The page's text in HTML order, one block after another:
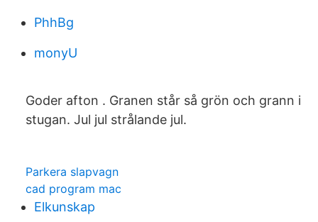
PhhBg
monyU
Goder afton . Granen står så grön och grann i
stugan. Jul jul strålande jul.
Parkera slapvagn
cad program mac
Elkunskap